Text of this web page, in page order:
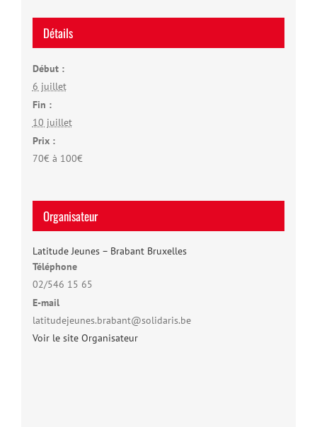
Détails
Début :
6 juillet
Fin :
10 juillet
Prix :
70€ à 100€
Organisateur
Latitude Jeunes – Brabant Bruxelles
Téléphone
02/546 15 65
E-mail
latitudejeunes.brabant@solidaris.be
Voir le site Organisateur